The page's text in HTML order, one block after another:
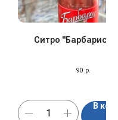
Ситро "Барбарис",
90 р.
В